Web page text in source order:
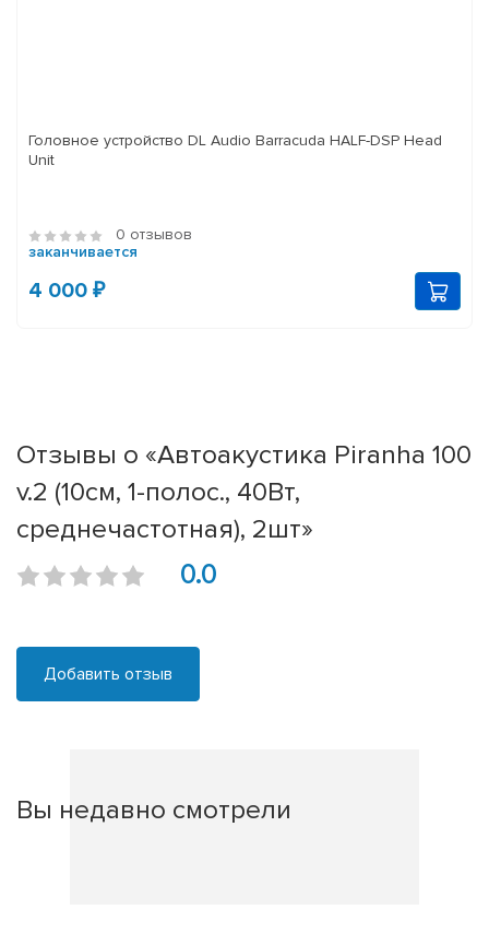
Головное устройство DL Audio Barracuda HALF-DSP Head
Unit
0 отзывов
заканчивается
4 000 ₽
Отзывы о «Автоакустика Piranha 100
v.2 (10см, 1-полос., 40Вт,
среднечастотная), 2шт»
0.0
Добавить отзыв
Вы недавно смотрели